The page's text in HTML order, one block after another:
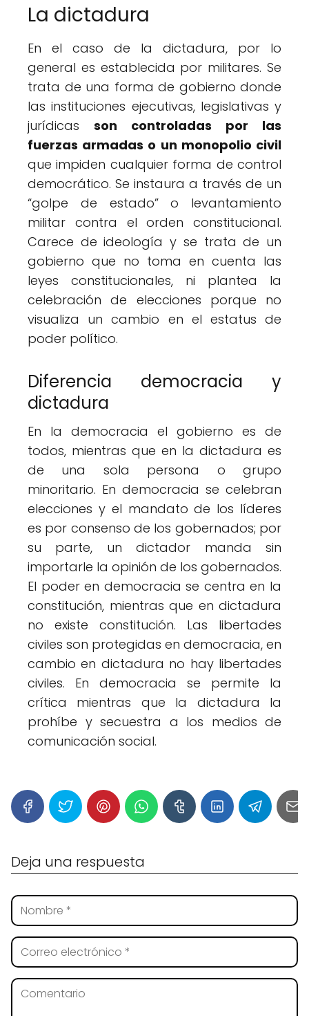
La dictadura
En el caso de la dictadura, por lo
general es establecida por militares. Se
trata de una forma de gobierno donde
las instituciones ejecutivas, legislativas y
jurídicas son controladas por las
fuerzas armadas o un monopolio civil
que impiden cualquier forma de control
democrático. Se instaura a través de un
“golpe de estado” o levantamiento
militar contra el orden constitucional.
Carece de ideología y se trata de un
gobierno que no toma en cuenta las
leyes constitucionales, ni plantea la
celebración de elecciones porque no
visualiza un cambio en el estatus de
poder político.
Diferencia democracia y
dictadura
En la democracia el gobierno es de
todos, mientras que en la dictadura es
de una sola persona o grupo
minoritario. En democracia se celebran
elecciones y el mandato de los líderes
es por consenso de los gobernados; por
su parte, un dictador manda sin
importarle la opinión de los gobernados.
El poder en democracia se centra en la
constitución, mientras que en dictadura
no existe constitución. Las libertades
civiles son protegidas en democracia, en
cambio en dictadura no hay libertades
civiles. En democracia se permite la
crítica mientras que la dictadura la
prohíbe y secuestra a los medios de
comunicación social.
Deja una respuesta